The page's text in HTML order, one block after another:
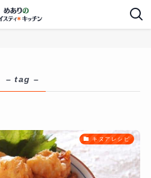
– tag –
キヌアレシピ